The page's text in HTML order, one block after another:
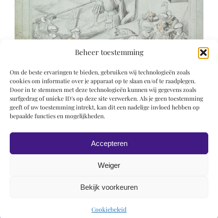
Beheer toestemming
Om de beste ervaringen te bieden, gebruiken wij technologieën zoals
cookies om informatie over je apparaat op te slaan en/of te raadplegen.
Door in te stemmen met deze technologieën kunnen wij gegevens zoals
surfgedrag of unieke ID's op deze site verwerken. Als je geen toestemming
geeft of uw toestemming intrekt, kan dit een nadelige invloed hebben op
bepaalde functies en mogelijkheden.
Accepteren
Weiger
Bekijk voorkeuren
Cookiebeleid
© 2019 Roel Wiechers | Powered by